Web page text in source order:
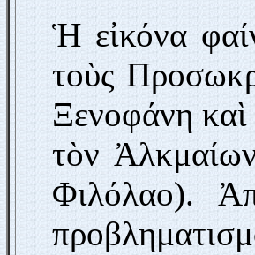
Ἡ εἰκόνα
τοὺς
Ξενοφάνη
τὸν
Φιλόλαο).